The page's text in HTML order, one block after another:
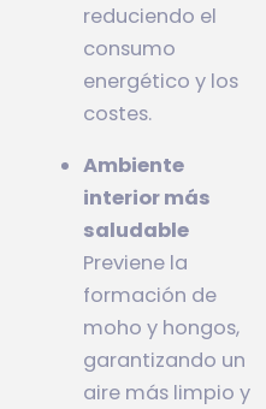
reduciendo el
consumo
energético y los
costes.
Ambiente
interior más
saludable
Previene la
formación de
moho y hongos,
garantizando un
aire más limpio y